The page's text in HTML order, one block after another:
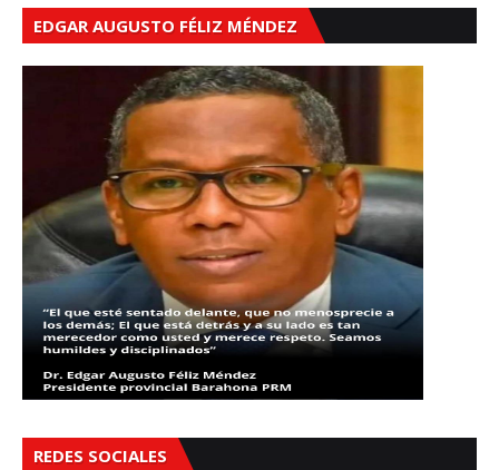
EDGAR AUGUSTO FÉLIZ MÉNDEZ
REDES SOCIALES